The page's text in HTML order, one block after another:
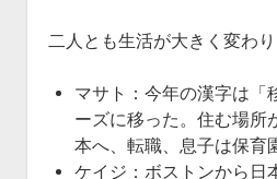
二人とも生活が大きく変わり
マサト：今年の漢字は「
ーズに移った。住む場所
本へ、転職、息子は保育
ケイジ：ボストンから日